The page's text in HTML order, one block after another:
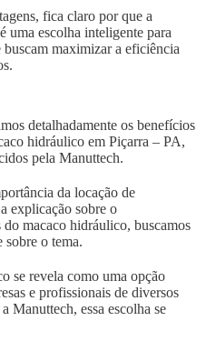
fica claro por que a
uma escolha inteligente para
buscam maximizar a eficiência
detalhadamente os benefícios
hidráulico em Piçarra – PA,
pela Manuttech.
da locação de
explicação sobre o
macaco hidráulico, buscamos
sobre o tema.
se revela como uma opção
e profissionais de diversos
Manuttech, essa escolha se